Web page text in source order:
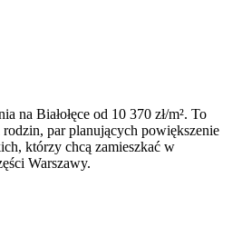
na Białołęce od 10 370 zł/m². To
par planujących powiększenie
którzy chcą zamieszkać w
Warszawy.